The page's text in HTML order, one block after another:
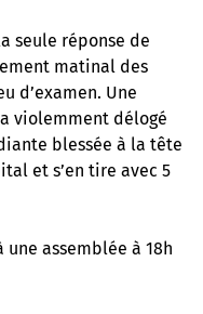
seule réponse de
matinal des
d’examen. Une
violemment délogé
blessée à la tête
et s’en tire avec 5
assemblée à 18h